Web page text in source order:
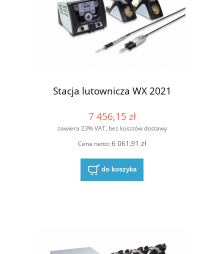
Stacja lutownicza WX 2021
7 456,15 zł
zawiera 23% VAT, bez kosztów dostawy
Cena netto:6 061,91 zł
do koszyka